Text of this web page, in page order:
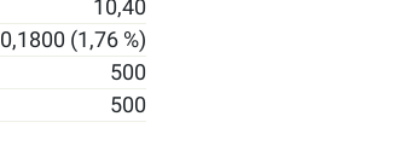
10,40
0,1800 (1,76 %)
500
500